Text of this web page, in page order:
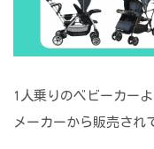
1人乗りのベビーカー
メーカーから販売され